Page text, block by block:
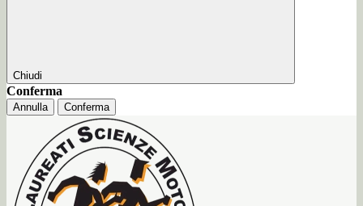
Chiudi
Conferma
Annulla Conferma